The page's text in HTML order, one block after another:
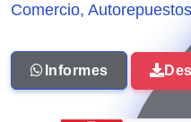
Comercio,
Informes